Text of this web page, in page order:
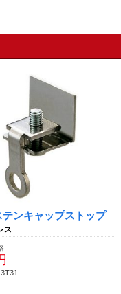
テンキャップストップ
ス